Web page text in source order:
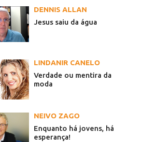
DENNIS ALLAN
Jesus saiu da água
LINDANIR CANELO
Verdade ou mentira da
moda
NEIVO ZAGO
Enquanto há jovens, há
esperança!